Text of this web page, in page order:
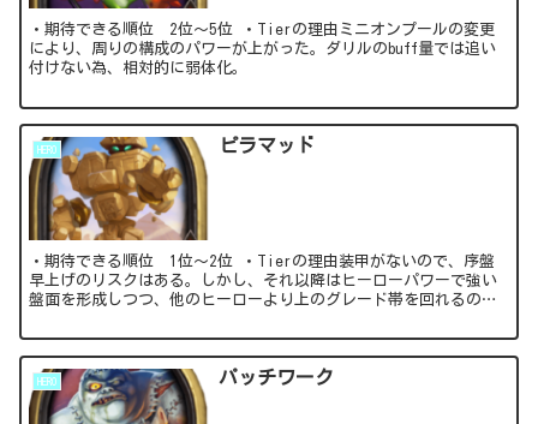
・期待できる順位 2位～5位 ・Tierの理由ミニオンプールの変更
により、周りの構成のパワーが上がった。ダリルのbuff量では追い
付けない為、相対的に弱体化。
HERO ピラマッド
・期待できる順位 1位～2位 ・Tierの理由装甲がないので、序盤
早上げのリスクはある。しかし、それ以降はヒーローパワーで強い
盤面を形成しつつ、他のヒーローより上のグレード帯を回れるので
HERO パッチワーク